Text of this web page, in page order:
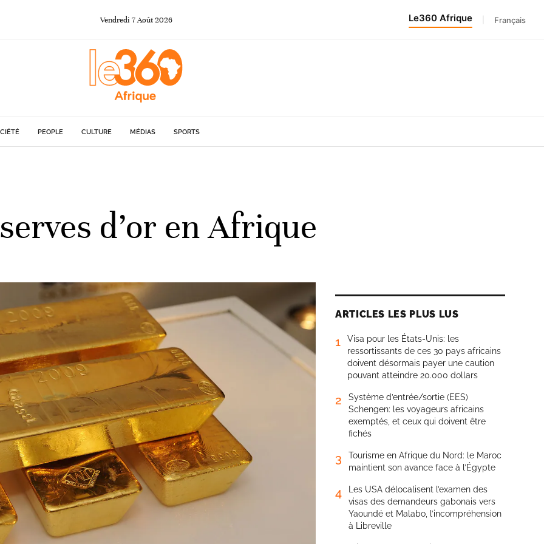
Vendredi 7Août 2026 Le360 Afrique Français
PEOPLE CULTURE MÉDIAS SPORTS
d’or en Afrique
ARTICLES LES PLUS LUS
1
Visa pour les États-Unis: les
ressortissants de ces 30 pays africains
doivent désormais payer une caution
pouvant atteindre 20.000 dollars
2
Système d’entrée/sortie (EES)
Schengen: les voyageurs africains
exemptés, et ceux qui doivent être
fichés
3
Tourisme en Afrique du Nord: le Maroc
maintient son avance face à l’Égypte
4
Les USA délocalisent l’examen des
visas des demandeurs gabonais vers
Yaoundé et Malabo, l’incompréhension
à Libreville